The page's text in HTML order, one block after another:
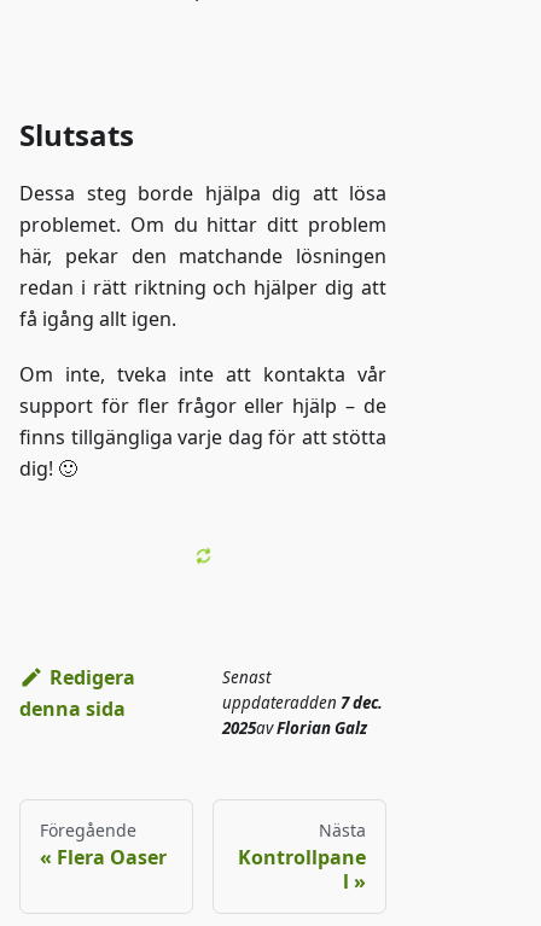
Slutsats
Dessa steg borde hjälpa dig att lösa
problemet. Om du hittar ditt problem
här, pekar den matchande lösningen
redan i rätt riktning och hjälper dig att
få igång allt igen.
Om inte, tveka inte att kontakta vår
support för fler frågor eller hjälp – de
finns tillgängliga varje dag för att stötta
dig! 🙂
Redigera
denna sida
Senast
uppdateradden 7 dec.
2025avFlorian Galz
Föregående
Flera Oaser
Nästa
Kontrollpane
l